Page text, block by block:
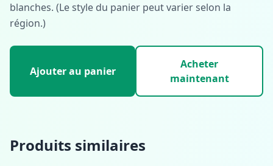
blanches. (Le style du panier peut varier selon la
région.)
Ajouter au panier
Acheter
maintenant
Produits similaires